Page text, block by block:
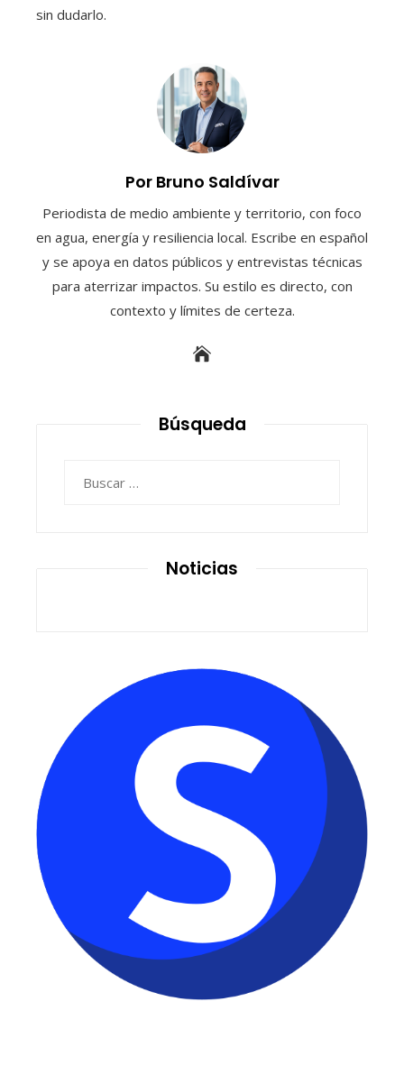
sin dudarlo.
Por Bruno Saldívar
Periodista de medio ambiente y territorio, con foco
en agua, energía y resiliencia local. Escribe en español
y se apoya en datos públicos y entrevistas técnicas
para aterrizar impactos. Su estilo es directo, con
contexto y límites de certeza.
Búsqueda
Noticias